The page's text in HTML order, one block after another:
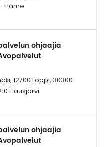
Häme
ohjaajia
12700 Loppi, 30300
Hausjärvi
ohjaajia